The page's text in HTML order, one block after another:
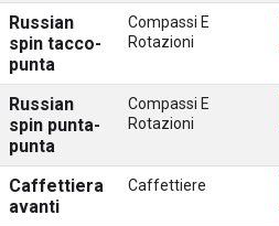
Russian
spin tacco-
punta
Compassi E
Rotazioni
Russian
spin punta-
punta
Compassi E
Rotazioni
Caffettiera
avanti
Caffettiere